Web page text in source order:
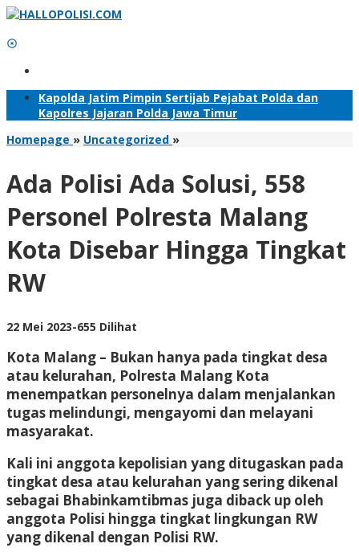
Lewati
konten
Kapolda Jatim Pimpin Sertijab Pejabat Polda dan
Kapolres Jajaran Polda Jawa Timur
Homepage » Uncategorized »Ada
Solusi,
Personel
Polresta
Malang
Kota
Ada Polisi Ada Solusi, 558
Personel Polresta Malang
Kota Disebar Hingga Tingkat
RW
22 Mei 2023oleh
-655 Dilihat
Kota Malang – Bukan hanya pada tingkat desa
atau kelurahan, Polresta Malang Kota
menempatkan personelnya dalam menjalankan
tugas melindungi, mengayomi dan melayani
masyarakat.
Kali ini anggota kepolisian yang ditugaskan pada
tingkat desa atau kelurahan yang sering dikenal
sebagai Bhabinkamtibmas juga diback up oleh
anggota Polisi hingga tingkat lingkungan RW
yang dikenal dengan Polisi RW.